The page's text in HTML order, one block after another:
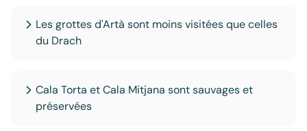
Les grottes d'Artà sont moins visitées que celles
du Drach
Cala Torta et Cala Mitjana sont sauvages et
préservées